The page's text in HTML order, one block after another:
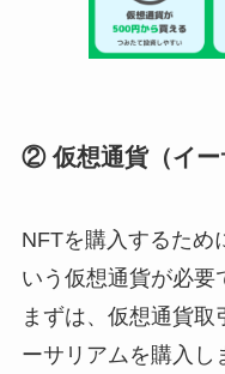
② 仮想通貨（イー
NFTを購入するため
いう仮想通貨が必要
まずは、仮想通貨取
ーサリアムを購入し